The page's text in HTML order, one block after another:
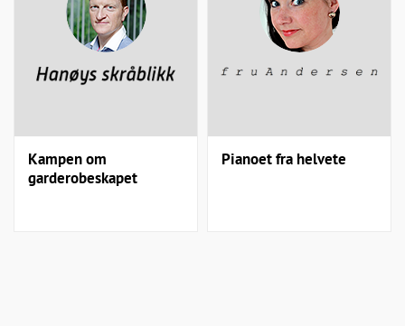
Kampen om
garderobeskapet
Pianoet fra helvete